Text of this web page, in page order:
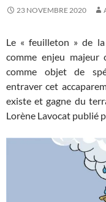
23 NOVEMBRE 2020
Le « feuilleton » de
comme enjeu majeur
comme objet de
entraver cet
existe et gagne du
Lorène Lavocat publié